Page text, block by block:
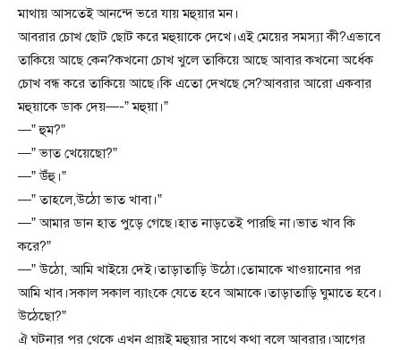
মাথায় আসতেই আনন্দে ভরে যায় মহুয়ার মন।
আবরার চোখ ছোট ছোট করে মহুয়াকে দেখে।এই মেয়ের সমস্যা কী?এভাবে
তাকিয়ে আছে কেন?কখনো চোখ খুলে তাকিয়ে আছে আবার কখনো অর্ধেক
চোখ বন্ধ করে তাকিয়ে আছে।কি এতো দেখছে সে?আবরার আরো একবার
মহুয়াকে ডাক দেয়—-” মহুয়া।”
—” হুম?”
—” ভাত খেয়েছো?”
—” উঁহু।”
—” তাহলে,উঠো ভাত খাবা।”
—” আমার ডান হাত পুড়ে গেছে।হাত নাড়তেই পারছি না।ভাত খাব কি
করে?”
—” উঠো, আমি খাইয়ে দেই।তাড়াতাড়ি উঠো।তোমাকে খাওয়ানোর পর
আমি খাব।সকাল সকাল ব্যাংকে যেতে হবে আমাকে।তাড়াতাড়ি ঘুমাতে হবে।
উঠেছো?”
ঐ ঘটনার পর থেকে এখন প্রায়ই মহুয়ার সাথে কথা বলে আবরার।আগের